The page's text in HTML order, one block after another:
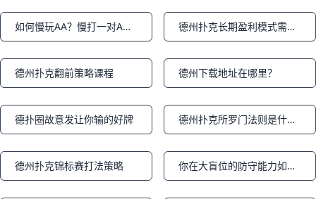
Notifications 如何慢玩AA？慢打一对A正确的方法是什么？ Notifications 德州扑克长期盈利模式需要的思维是什么？
Notifications
德州扑克翻前策略课程 Notifications
德州下载地址在哪里？
Notifications
德扑圈故意发让你输的好牌 Notifications 德州扑克所罗门法则是什么意思？所罗门法则怎么计算？
Notifications
德州扑克锦标赛打法策略 Notifications 你在大盲位的防守能力如何？（测试题）